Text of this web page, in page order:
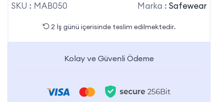
SKU : MAB050 Marka : Safewear
2 İş günü içerisinde teslim edilmektedir.
Kolay ve Güvenli Ödeme